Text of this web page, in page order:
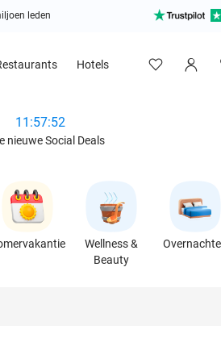
leden
Hotels
11:57:51
nieuwe Social Deals
Wellness &
Beauty